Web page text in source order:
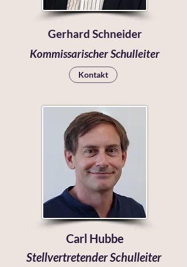
Gerhard Schneider
Kommissarischer Schulleiter
Kontakt
Carl Hubbe
Stellvertretender Schulleiter